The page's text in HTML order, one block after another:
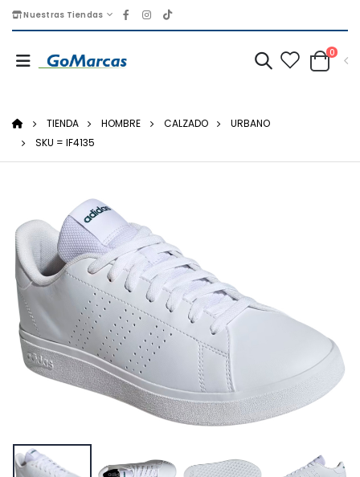
Nuestras Tiendas
0
TIENDA HOMBRE CALZADO
URBANO
SKU = IF4135